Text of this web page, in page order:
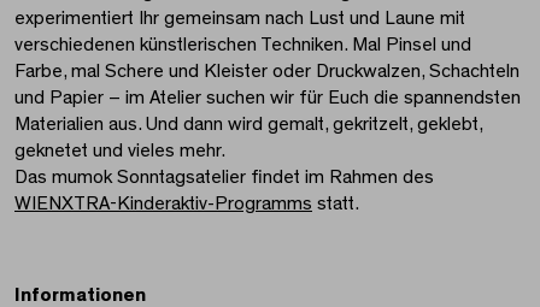
experimentiert Ihr gemeinsam nach Lust und Laune mit
verschiedenen künstlerischen Techniken. Mal Pinsel und
Farbe, mal Schere und Kleister oder Druckwalzen, Schachteln
und Papier – im Atelier suchen wir für Euch die spannendsten
Materialien aus. Und dann wird gemalt, gekritzelt, geklebt,
geknetet und vieles mehr.
Das mumok Sonntagsatelier findet im Rahmen des
WIENXTRA-Kinderaktiv-Programms statt.
Informationen